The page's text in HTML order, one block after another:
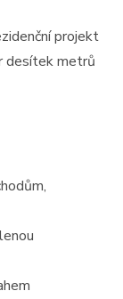
projekt
desítek metrů